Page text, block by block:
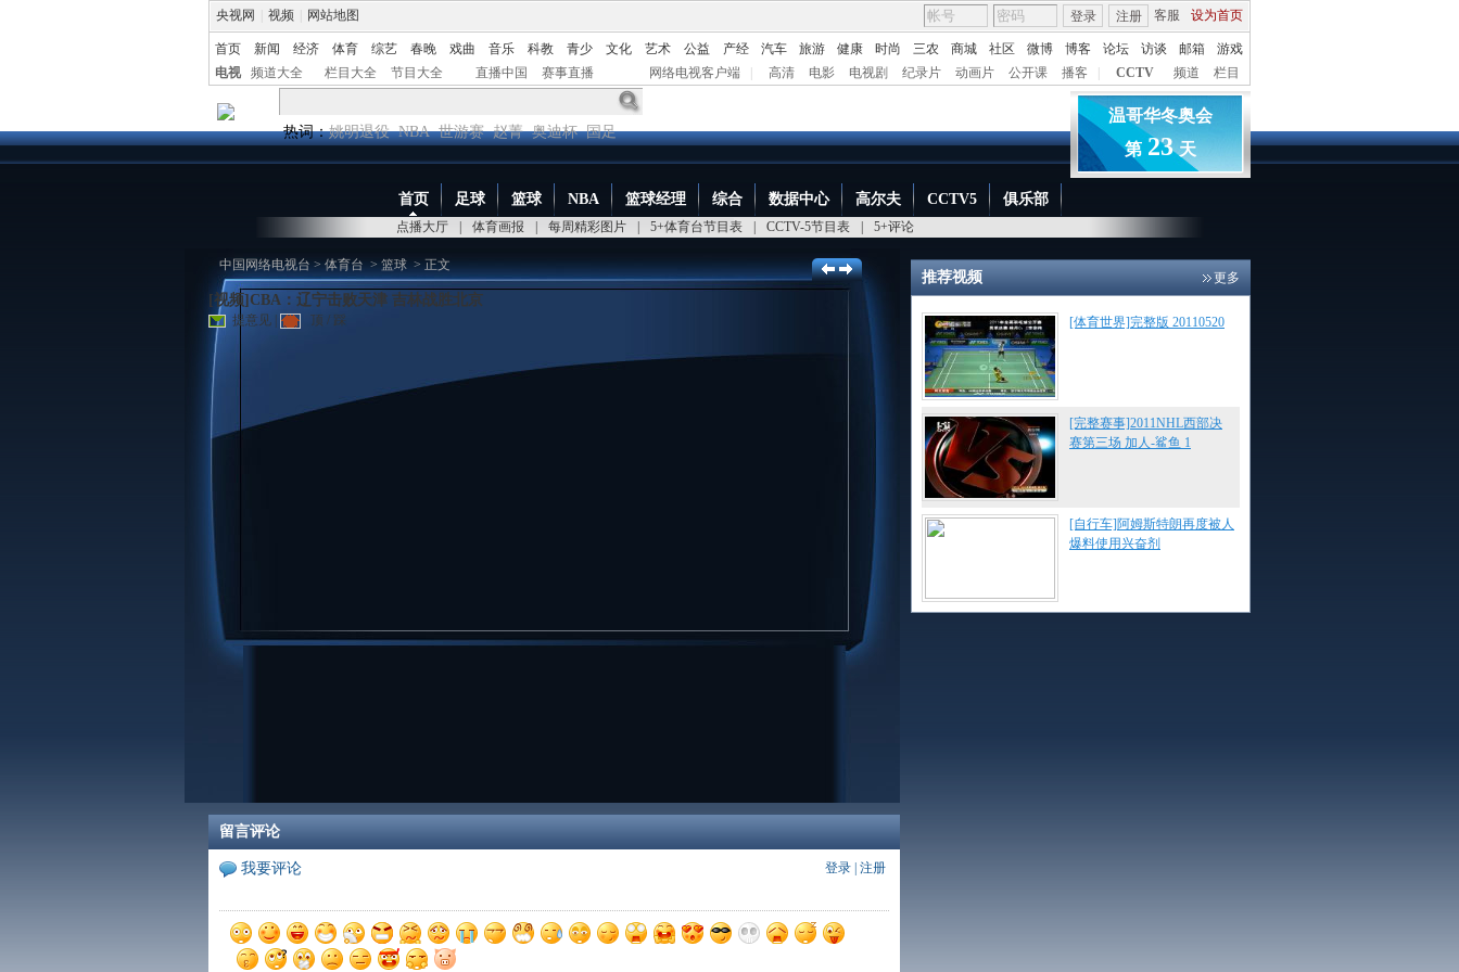
央视网 视频 网站地图 客服 设为首页
登录 注册
首页 新闻 经济 体育 综艺 春晚 戏曲 音乐 科教 青少 文化 艺术 公益 产经 汽车 旅游 健康 时尚 三农 商城 社区 微博 博客 论坛 访谈 邮箱
游戏
电视
频道大全 栏目大全 节目大全 直播中国 赛事直播 网络电视客户端 高清 电影 电视剧 纪录片 动画片 公开课 播客 CCTV 频道 栏目
热词：姚明退役 NBA 世游赛 赵菁 奥迪杯 国足
温哥华冬奥会
第 23 天
首页
点播大厅 体育画报 每周精彩图片 5+体育台节目表 CCTV-5节目表 5+评论
足球 篮球 NBA 篮球经理 综合 数据中心 高尔夫 CCTV5 俱乐部
中国网络电视台>体育台 >篮球> 正文
[视频]CBA：辽宁击败天津 吉林战胜北京
提意见 顶 / 踩
推荐视频 更多
[体育世界]完整版 20110520
[完整赛事]2011NHL西部决
赛第三场 加人-鲨鱼 1
[自行车]阿姆斯特朗再度被人
爆料使用兴奋剂
留言评论
登录 注册
我要评论